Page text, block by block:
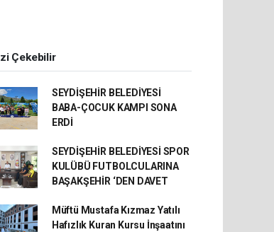
Çekebilir
SEYDİŞEHİR BELEDİYESİ
BABA-ÇOCUK KAMPI SONA
ERDİ
SEYDİŞEHİR BELEDİYESİ SPOR
KULÜBÜ FUTBOLCULARINA
BAŞAKŞEHİR ‘DEN DAVET
Müftü Mustafa Kızmaz Yatılı
Hafızlık Kuran Kursu İnşaatını